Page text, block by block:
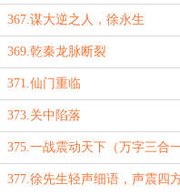
367.谋大逆之人，徐永生
369.乾秦龙脉断裂
371.仙门重临
373.关中陷落
375.一战震动天下（万字三合
章）
377.徐先生轻声细语，声震四